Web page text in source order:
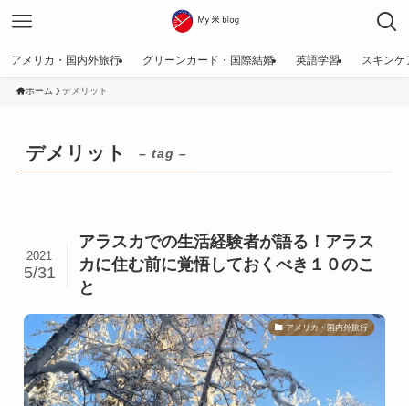
アメリカ・国内外旅行 グリーンカード・国際結婚 英語学習 スキンケ
ホーム デメリット
デメリット – tag –
アラスカでの生活経験者が語る！アラス
カに住む前に覚悟しておくべき１０のこ
と
2021
5/31
アメリカ・国内外旅行